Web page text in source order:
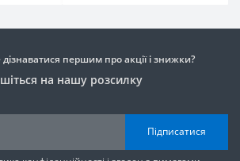
першим про акції і знижки?
на нашу розсилку
Підписатися